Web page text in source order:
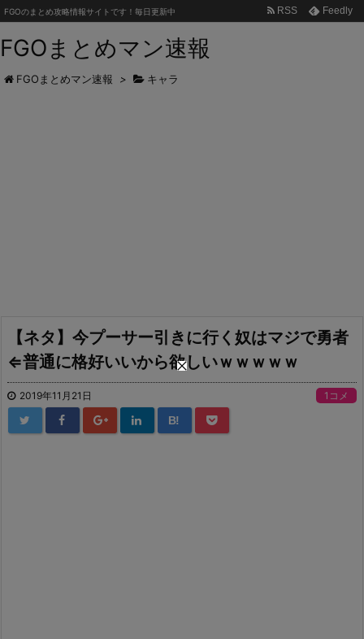
FGOまとめマン速報
FGOのまとめ攻略情報サイトです！毎日更新中 RSS Feedly
FGOまとめマン速報 > キャラ
【ネタ】今プーサー引きに行く奴はマジで勇者
⇐普通に格好いいから欲しいｗｗｗｗｗ
2019年11月21日 1コメ
B!